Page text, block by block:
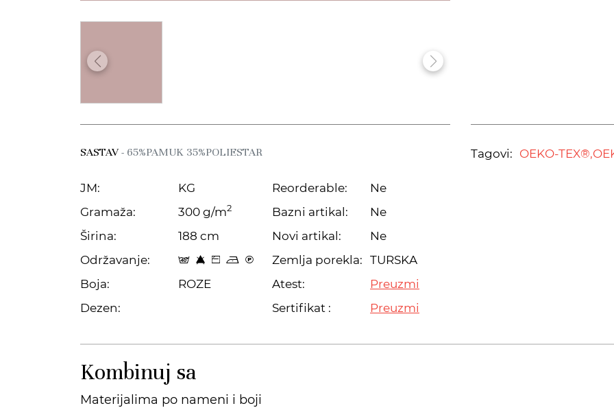
SASTAV- 65%PAMUK 35%POLIESTAR
JM:
KG
Gramaža:
300 g/m2
Širina:
188 cm
Održavanje:
t 8 Z o C
Boja:
ROZE
Dezen:
Reorderable:
Ne
Bazni artikal:
Ne
Novi artikal:
Ne
Zemlja porekla: TURSKA
Atest:
Preuzmi
Sertifikat :
Preuzmi
Tagovi: OEKO-TEX®,
Kombinuj sa
Materijalima po nameni i boji